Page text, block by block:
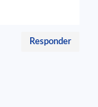
Responder